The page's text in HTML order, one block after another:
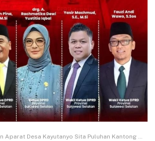
Aparat Desa Kayutanyo Sita Puluhan Kantong Miras